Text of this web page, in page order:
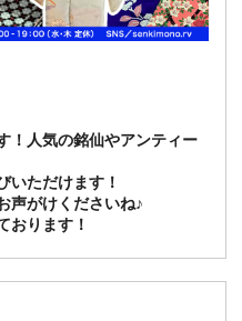
！人気の銘仙やアンティー
いただけます！
声がけくださいね♪
おります！